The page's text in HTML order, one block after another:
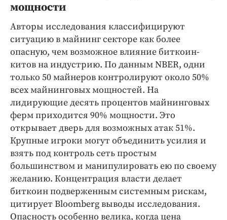
мощности
Авторы исследования классифицируют
ситуацию в майнинг секторе как более
опасную, чем возможное влияние биткоин-
китов на индустрию. По данным NBER, одни
только 50 майнеров контролируют около 50%
всех майнинговых мощностей. На
лидирующие десять процентов майнинговых
ферм приходится 90% мощности. Это
открывает дверь для возможных атак 51%.
Крупные игроки могут объединить усилия и
взять под контроль сеть простым
большинством и манипулировать ею по своему
желанию. Концентрация власти делает
биткоин подверженным системным рискам,
цитирует Bloomberg выводы исследования.
Опасность особенно велика, когда цена